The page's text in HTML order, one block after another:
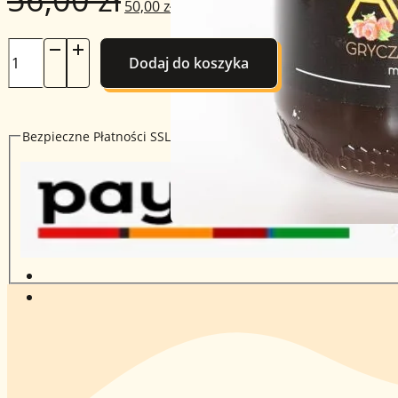
cena
wynosiła:
56,00 zł.
50,00 zł
cena
wynosi:
50,00 zł.
Miód
Gryczany
1.2KG
Dodaj do koszyka
Bezpieczne Płatności SSL